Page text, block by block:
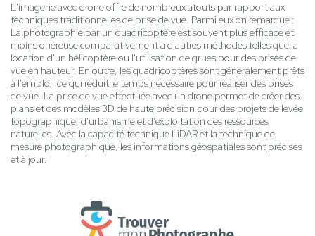
L'imagerie avec drone offre de nombreux atouts par rapport aux
techniques traditionnelles de prise de vue. Parmi eux on remarque :
La photographie par un quadricoptère est souvent plus efficace et
moins onéreuse comparativement à d'autres méthodes telles que la
location d'un hélicoptère ou l'utilisation de grues pour des prises de
vue en hauteur. En outre, les quadricoptères sont généralement prêts
à l'emploi, ce qui réduit le temps nécessaire pour réaliser des prises
de vue. La prise de vue effectuée avec un drone permet de créer des
plans et des modèles 3D de haute précision pour des projets de levée
topographique, d'urbanisme et d'exploitation des ressources
naturelles. Avec la capacité technique LiDAR et la technique de
mesure photographique, les informations géospatiales sont précises
et à jour.